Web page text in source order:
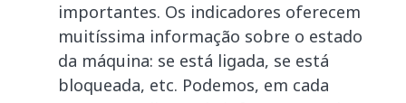
importantes. Os indicadores oferecem
muitíssima informação sobre o estado
da máquina: se está ligada, se está
bloqueada, etc. Podemos, em cada